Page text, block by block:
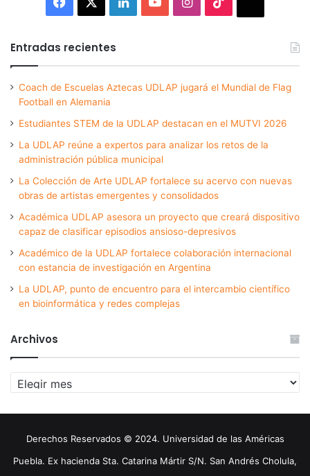
Entradas recientes
Coach de Escuelas Aztecas UDLAP jugará el Mundial de Flag
Football en Alemania
Estudiantes STEM de la UDLAP destacan en el MUTVI 2026
La UDLAP reúne a expertos para analizar los retos de la
administración pública municipal
La Colección de Arte UDLAP fortalece su acervo con nuevas
obras de artistas emergentes y consolidados
Académica UDLAP asesora un proyecto que creará dispositivo
capaz de clasificar episodios ansioso-depresivos
Académico de la UDLAP fortalece colaboración internacional
con estancia de investigación en Argentina
La UDLAP, punto de encuentro para el intercambio científico
en bioinformática y redes complejas
Archivos
Archivos
Derechos Reservados © 2024. Universidad de las Américas
Puebla. Ex hacienda Sta. Catarina Mártir S/N. San Andrés Cholula,